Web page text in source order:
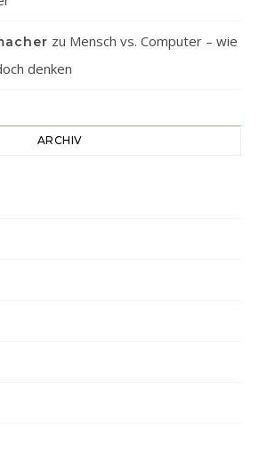
zu Mensch vs. Computer – wie
denken
ARCHIV